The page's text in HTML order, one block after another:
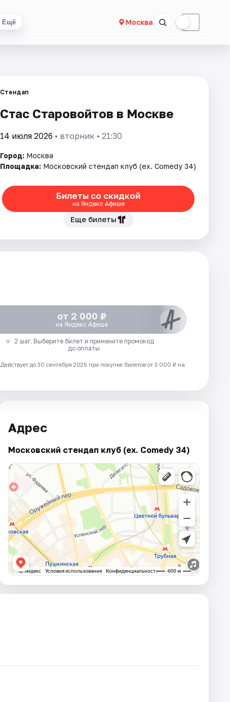
Ещё Москва ☾
Стендап
Стас Старовойтов в Москве
14 июля 2026 • вторник • 21:30
Город: Москва
Площадка: Московский стендап клуб (ex. Comedy 34)
Билеты со скидкой
на Яндекс Афише
Еще билеты
от 2 000 ₽
на Яндекс Афише
2 шаг. Выберите билет и примените промокод
до оплаты
Действует до 30 сентября 2026 при покупке билетов от 3 000 ₽ на
Адрес
Московский стендап клуб (ex. Comedy 34)